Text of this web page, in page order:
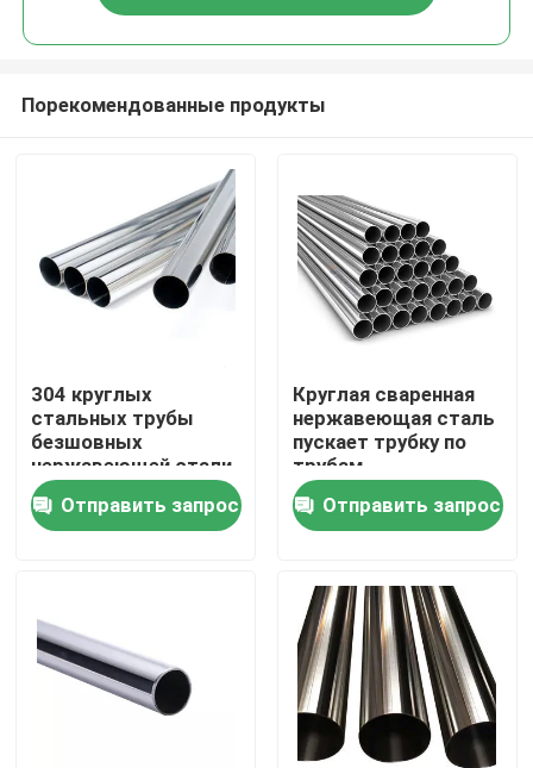
Дом
О нас
Порекомендованные продукты
304 круглых
стальных трубы
безшовных
нержавеющей стали
трубы нержавеющей
стали трубки/трубка
Отправить запрос
Круглая сваренная
нержавеющая сталь
пускает трубку по
трубам
нержавеющей стали
316 трубок
Отправить запрос